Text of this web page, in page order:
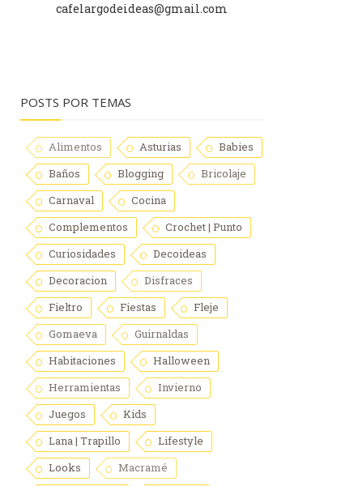
cafelargodeideas@gmail.com
POSTS POR TEMAS
Alimentos Asturias
Babies
Baños
Blogging
Bricolaje
Carnaval
Cocina
Complementos
Crochet | Punto
Curiosidades
Decoideas
Decoracion
Disfraces
Fieltro
Fiestas
Fleje
Gomaeva
Guirnaldas
Habitaciones
Halloween
Herramientas
Invierno
Juegos
Kids
Lana | Trapillo
Lifestyle
Looks
Macramé